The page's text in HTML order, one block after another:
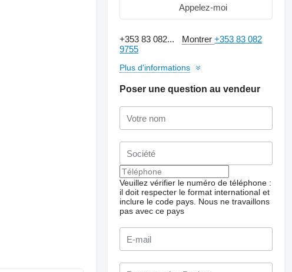
Demander plus de
photos
Appelez-moi
+353 83 082... Montrer+353 83 082
9755
Plus d'informations
Poser une question au vendeur
Veuillez vérifier le numéro de téléphone :
il doit respecter le format international et
inclure le code pays. Nous ne travaillons
pas avec ce pays